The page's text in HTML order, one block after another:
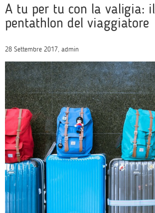
A tu per tu con la valigia: il
pentathlon del viaggiatore
28 Settembre 2017, admin